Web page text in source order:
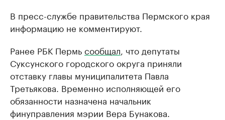
В пресс-службе правительства Пермского края
информацию не комментируют.
Ранее РБК Пермьсообщал, что депутаты
Суксунского городского округа приняли
отставку главы муниципалитета Павла
Третьякова. Временно исполняющей его
обязанности назначена начальник
финуправления мэрии Вера Бунакова.